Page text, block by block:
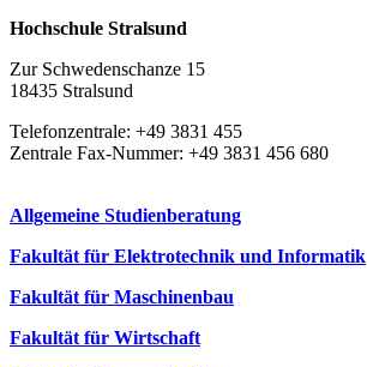
Hochschule Stralsund
Zur Schwedenschanze 15
18435 Stralsund
Telefonzentrale: +49 3831 455
Zentrale Fax-Nummer: +49 3831 456 680
Allgemeine Studienberatung
Fakultät für Elektrotechnik und Informatik
Fakultät für Maschinenbau
Fakultät für Wirtschaft